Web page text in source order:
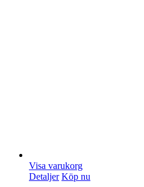
Visa varukorg
Detaljer Köp nu